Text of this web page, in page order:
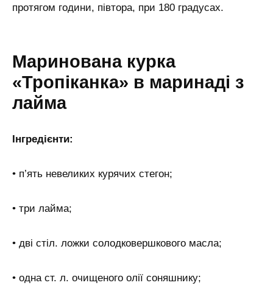
протягом години, півтора, при 180 градусах.
Маринована курка
«Тропіканка» в маринаді з
лайма
Інгредієнти:
• п’ять невеликих курячих стегон;
• три лайма;
• дві стіл. ложки солодковершкового масла;
• одна ст. л. очищеного олії соняшнику;